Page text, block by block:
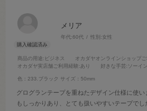
メリア
年代:60代 性別:女性
商品の用途:ビジネス オカダヤオンラインショップ
オカダヤ実店舗ご利用経験:あり 好きな手芸:ソーイ
色：233.ブラック サイズ：50mm
グログランテープを重ねたデザイン仕様に使い
もしっかりあり、とても扱いやすいテープでし